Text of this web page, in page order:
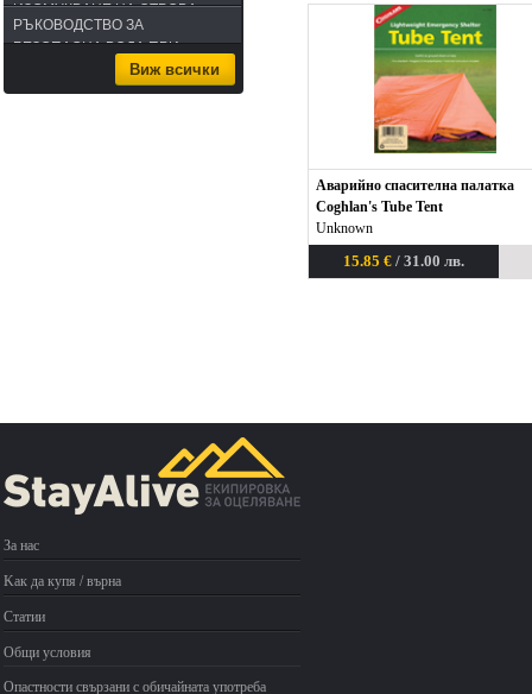
ИЗСМУКВАНЕ НА ОТРОВА -
комплект за извличане на
РЪКОВОДСТВО ЗА
БЕЗОПАСНА ВОДА ПРИ
Виж всички
Аварийно спасителна палатка
Coghlan's Tube Tent
Unknown
15.85 € / 31.00 лв.
За нас
Kак да купя / върна
Статии
Общи условия
Опастности свързани с обичайната употреба